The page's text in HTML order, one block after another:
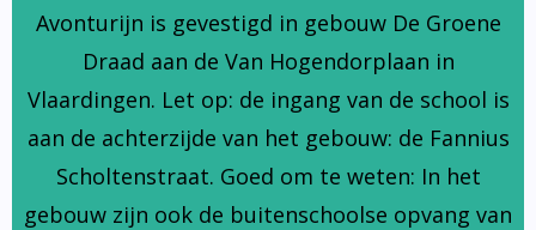
Avonturijn is gevestigd in gebouw De Groene
Draad aan de Van Hogendorplaan in
Vlaardingen. Let op: de ingang van de school is
aan de achterzijde van het gebouw: de Fannius
Scholtenstraat. Goed om te weten: In het
gebouw zijn ook de buitenschoolse opvang van